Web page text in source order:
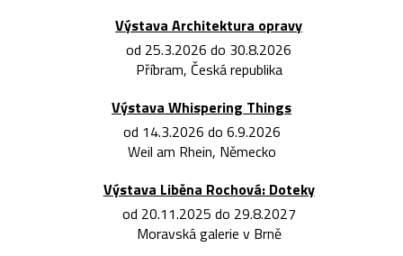
Výstava Architektura opravy
od 25.3.2026 do 30.8.2026
Příbram, Česká republika
Výstava Whispering Things
od 14.3.2026 do 6.9.2026
Weil am Rhein, Německo
Výstava Liběna Rochová: Doteky
od 20.11.2025 do 29.8.2027
Moravská galerie v Brně